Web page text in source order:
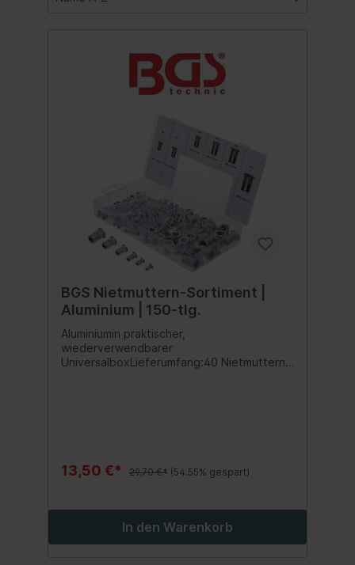
BGS Nietmuttern-Sortiment |
Aluminium | 150-tlg.
Aluminiumin praktischer,
wiederverwendbarer
UniversalboxLieferumfang:40 Nietmuttern
13,50 €* 29,70 €* (54.55% gespart)
In den Warenkorb